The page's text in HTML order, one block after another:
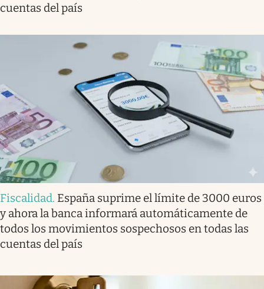
cuentas del país
Fiscalidad. España suprime el límite de 3000 euros
y ahora la banca informará automáticamente de
todos los movimientos sospechosos en todas las
cuentas del país